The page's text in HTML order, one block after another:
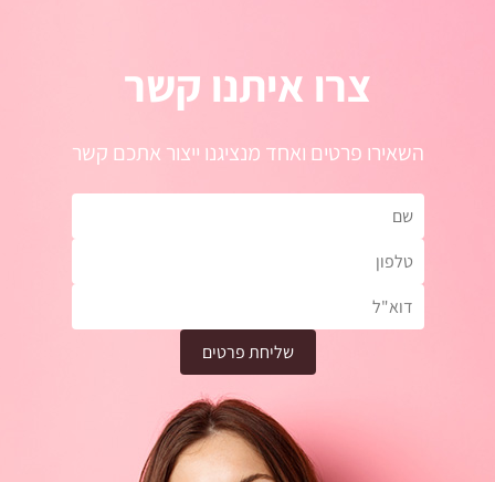
צרו איתנו קשר
השאירו פרטים ואחד מנציגנו ייצור אתכם קשר